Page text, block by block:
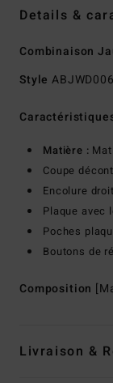
Details &
Combinaison
Style
Matière :
Coupe
Encolure
Plaque avec
Poches
Boutons de
Composition
Livraison &